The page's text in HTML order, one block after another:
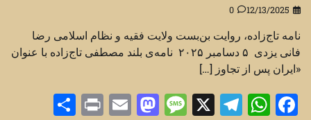
12/13/2025
0
نامه تاج‌زاده، روایت بن‌بست ولایت فقیه و نظام اسلامی رضا
فانی یزدی ۵ دسامبر ۲۰۲۵ نامه‌ی بلند مصطفی تاج‌زاده با عنوان
«ایران پس از تجاوز […]
Facebook
WhatsApp
Telegram
X
Message
Mastodon
Email
Print